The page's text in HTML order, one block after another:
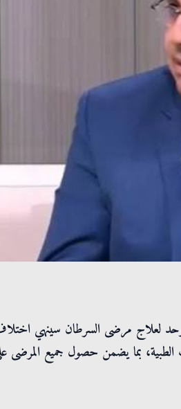
لعلاج مرضى السرطان سينهي
بما يضمن حصول جميع المرضى